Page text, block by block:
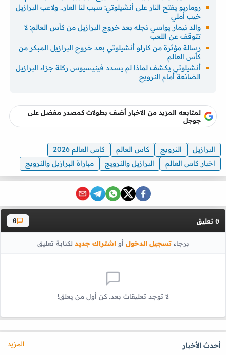
روماريو يفتح النار على أنشيلوتي: سبب لنا العار.. ولاعب البرازيل
خيب أملي
والد نيمار يواسي نجله بعد خروج البرازيل من كأس العالم: لا
تتوقف عن اللعب
رسالة مؤثرة من كارلو أنشيلوتي بعد خروج البرازيل المبكر من
كأس العالم
أنشيلوتي يكشف لماذا لم يسدد فينيسيوس ركلة جزاء البرازيل
الضائعة أمام النرويج
لمتابعه المزيد من الاخبار أضف بطولات كمصدر مفضل على
جوجل
البرازيل النرويج كاس العالم
كاس العالم 2026
اخبار كاس العالم
البرازيل والنرويج مباراة البرازيل والنرويج
0 تعليق 0
برجاءتسجيل الدخول أواشتراك جديد لكتابة تعليق
لا توجد تعليقات بعد. كن أول من يعلق!
أحدث الأخبار
المزيد